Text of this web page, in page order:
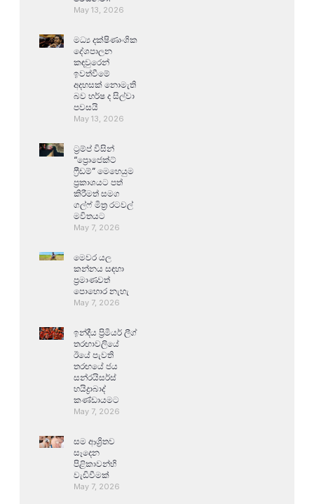
May 13, 2026
මධ්‍ය දක්ෂිණාංශික
දේශපාලන
කඳවුරෙන්
ඉවත්වීමේ
අදහසක් නොමැති
බව හර්ෂ ද සිල්වා
පවසයි
May 13, 2026
ට්‍රම්ප් විසින්
“ප්‍රොජෙක්ට්
ෆ්‍රීඩම්” මෙහෙයුම
ප්‍රකාශයට පත්
කිරීමත් සමග
ගල්ෆ් මිත්‍ර රටවල්
මවිතයට
May 7, 2026
මෙවර යල
කන්නය සඳහා
ප්‍රමාණවත්
පොහොර නැහැ
May 7, 2026
ඉන්දීය ප්‍රිමියර් ලීග්
තරඟාවලියේ
ඊයේ පැවති
තරඟයේ ජය
සන්රයිසර්ස්
හයිද්‍රාබාද්
කණ්ඩායමට
May 7, 2026
සම ආශ්‍රිතව
සෑදෙන
පිළිකාවන්හි
වැඩිවීමක්
May 7, 2026